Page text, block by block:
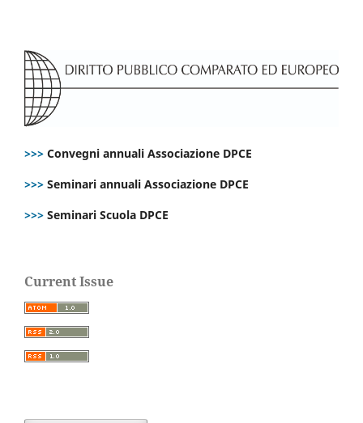
>>> Convegni annuali Associazione DPCE
>>> Seminari annuali Associazione DPCE
>>> Seminari Scuola DPCE
Current Issue